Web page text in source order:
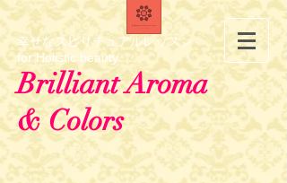
幸せなスピリチュアルレッスン
for Holistic beauty
Brilliant Aroma
& Colors